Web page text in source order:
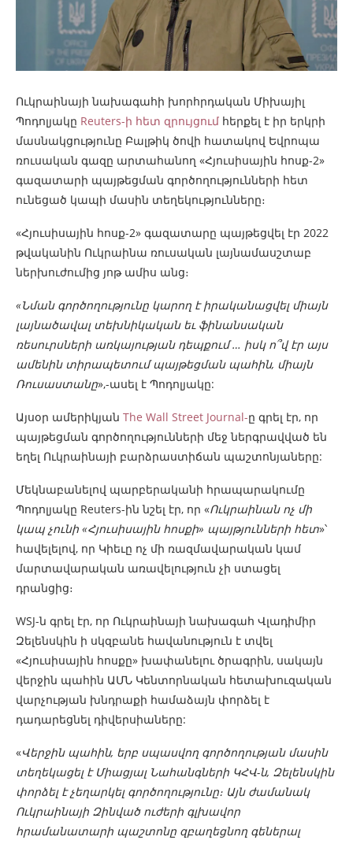
Ուկրաինայի նախագահի խորհրդական Միխայիլ
Պոդոլյակը Reuters-ի հետ զրույցում հերքել է իր երկրի
մասնակցությունը Բալթիկ ծովի հատակով Եվրոպա
ռուսական գազը արտահանող «Հյուսիսային հոսք-2»
գազատարի պայթեցման գործողությունների հետ
ունեցած կապի մասին տեղեկությունները։
«Հյուսիսային հոսք-2» գազատարը պայթեցվել էր 2022
թվականին Ուկրաինա ռուսական լայնամասշտաբ
ներխուժումից յոթ ամիս անց։
«Նման գործողությունը կարող է իրականացվել միայն
լայնածավալ տեխնիկական եւ ֆինանսական
ռեսուրսների առկայության դեպքում … իսկ ո՞վ էր այս
ամենին տիրապետում պայթեցման պահին, միայն
Ռուսաստանը»,-ասել է Պոդոլյակը:
Այսօր ամերիկյան The Wall Street Journal-ը գրել էր, որ
պայթեցման գործողությունների մեջ ներգրավված են
եղել Ուկրաինայի բարձրաստիճան պաշտոնյաները:
Մեկնաբանելով պարբերականի հրապարակումը
Պոդոլյակը Reuters-ին նշել էր, որ «Ուկրաինան ոչ մի
կապ չունի «Հյուսիսային հոսքի» պայթյունների հետ»՝
հավելելով, որ Կիեւը ոչ մի ռազմավարական կամ
մարտավարական առավելություն չի ստացել
դրանցից։
WSJ-ն գրել էր, որ Ուկրաինայի նախագահ Վլադիմիր
Զելենսկին ի սկզբանե հավանություն է տվել
«Հյուսիսային հոսքը» խափանելու ծրագրին, սակայն
վերջին պահին ԱՄՆ Կենտորնական հետախուզական
վարչության խնդրաքի համաձայն փորձել է
դադարեցնել դիվերսիաները:
«Վերջին պահին, երբ սպասվող գործողության մասին
տեղեկացել է Միացյալ Նահանգների ԿՀՎ-ն, Զելենսկին
փորձել է չեղարկել գործողությունը։ Այն ժամանակ
Ուկրաինայի Զինված ուժերի գլխավոր
հրամանատարի պաշտոնը զբաղեցնող գեներալ